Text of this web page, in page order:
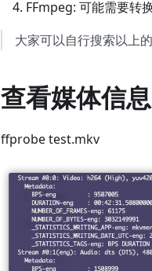
FFmpeg: 可能需要转
大家可以自行搜索以上
查看媒体信息
ffprobe test.mkv